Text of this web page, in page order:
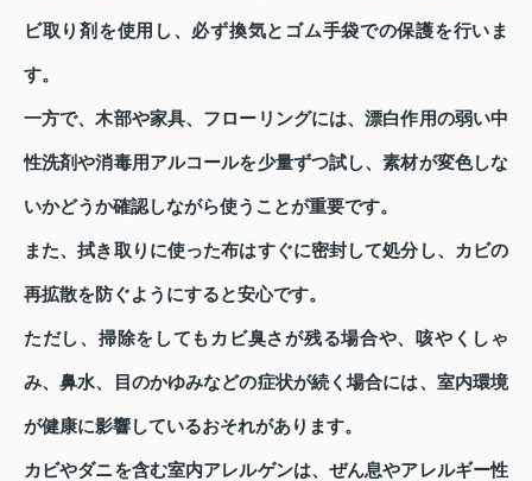
ビ取り剤を使用し、必ず換気とゴム手袋での保護を行いま
す。
一方で、木部や家具、フローリングには、漂白作用の弱い中
性洗剤や消毒用アルコールを少量ずつ試し、素材が変色しな
いかどうか確認しながら使うことが重要です。
また、拭き取りに使った布はすぐに密封して処分し、カビの
再拡散を防ぐようにすると安心です。
ただし、掃除をしてもカビ臭さが残る場合や、咳やくしゃ
み、鼻水、目のかゆみなどの症状が続く場合には、室内環境
が健康に影響しているおそれがあります。
カビやダニを含む室内アレルゲンは、ぜん息やアレルギー性